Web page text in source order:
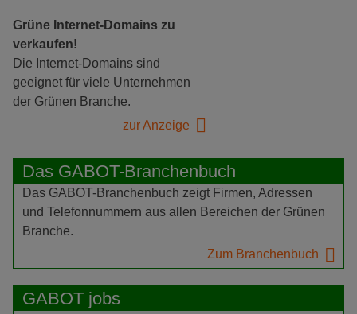
Grüne Internet-Domains zu
verkaufen!
Die Internet-Domains sind
geeignet für viele Unternehmen
der Grünen Branche.
zur Anzeige
Das GABOT-Branchenbuch
Das GABOT-Branchenbuch zeigt Firmen, Adressen
und Telefonnummern aus allen Bereichen der Grünen
Branche.
Zum Branchenbuch
GABOT jobs